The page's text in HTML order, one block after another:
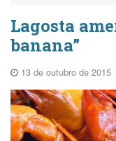
Lagosta
banana”
13 de outubro de 2015